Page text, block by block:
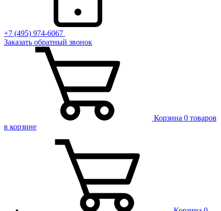
+7 (495) 974-6067
Заказать обратный звонок
Корзина 0 товаров
в корзине